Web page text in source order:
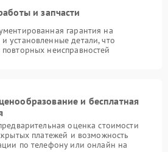
и запчасти
гарантия на
установленные детали, что
неисправностей
и бесплатная
оценка стоимости
платежей и возможность
по телефону или онлайн на